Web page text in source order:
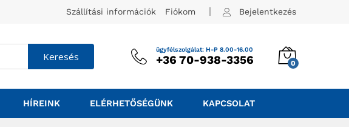
Szállítási információk Fiókom Bejelentkezés
Keresés
ügyfélszolgálat: H-P 8.00-16.00
+36 70-938-3356 0
HÍREINK ELÉRHETŐSÉGÜNK KAPCSOLAT